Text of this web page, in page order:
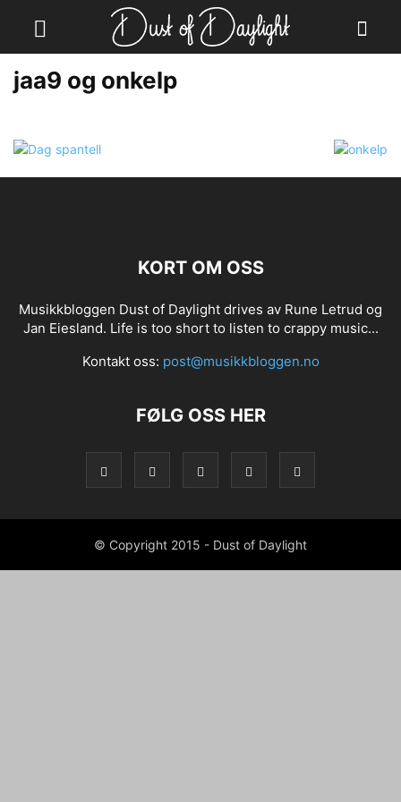
jaa9 og onkelp
KORT OM OSS
Musikkbloggen Dust of Daylight drives av Rune Letrud og
Jan Eiesland. Life is too short to listen to crappy music...
Kontakt oss: post@musikkbloggen.no
FØLG OSS HER
© Copyright 2015 - Dust of Daylight